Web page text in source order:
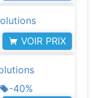
VOIR PRIX
-40%